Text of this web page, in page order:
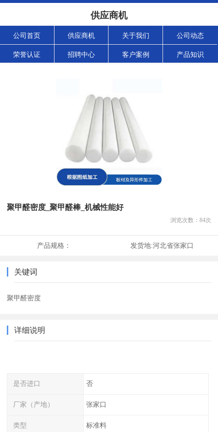
供应商机
公司首页 供应商机 关于我们 公司动态
荣誉认证 招聘中心 客户案例 产品知识
聚甲醛密度_聚甲醛棒_机械性能好
浏览次数： 84次
产品规格： 发货地:河北省张家口
关键词
聚甲醛密度
详细说明
是否进口 否
厂家（产地） 张家口
类型 标准料